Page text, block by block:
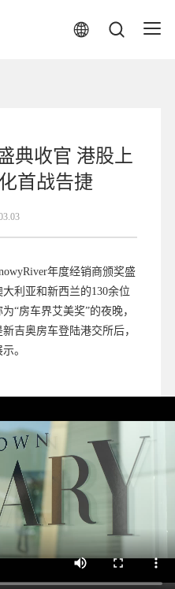
典收官 港股上
首战告捷
年度经销商颁奖盛
利亚和新西兰的130余位
“房车界艾美奖”的夜晚，
吉奥房车登陆港交所后，
。